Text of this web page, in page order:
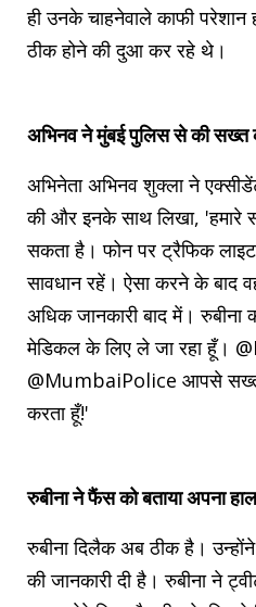
ही उनके चाहनेवाले काफी
ठीक होने की दुआ कर रहे थे।
अभिनव ने मुंबई पुलिस से की सख्त
अभिनेता अभिनव शुक्ला ने
की और इनके साथ लिखा,
सकता है। फोन पर ट्रैफिक
सावधान रहें। ऐसा करने के बाद
अधिक जानकारी बाद में। रुबीना
मेडिकल के लिए ले जा रहा हूँ।
@MumbaiPolice आपसे सख्त
करता हूँ!'
रुबीना ने फैंस को बताया अपना
रुबीना दिलैक अब ठीक है।
की जानकारी दी है। रुबीना ने